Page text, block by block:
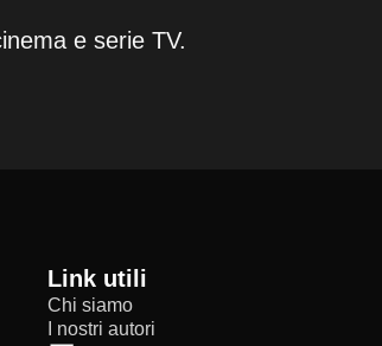
e serie TV.
Link utili
Chi siamo
I nostri autori